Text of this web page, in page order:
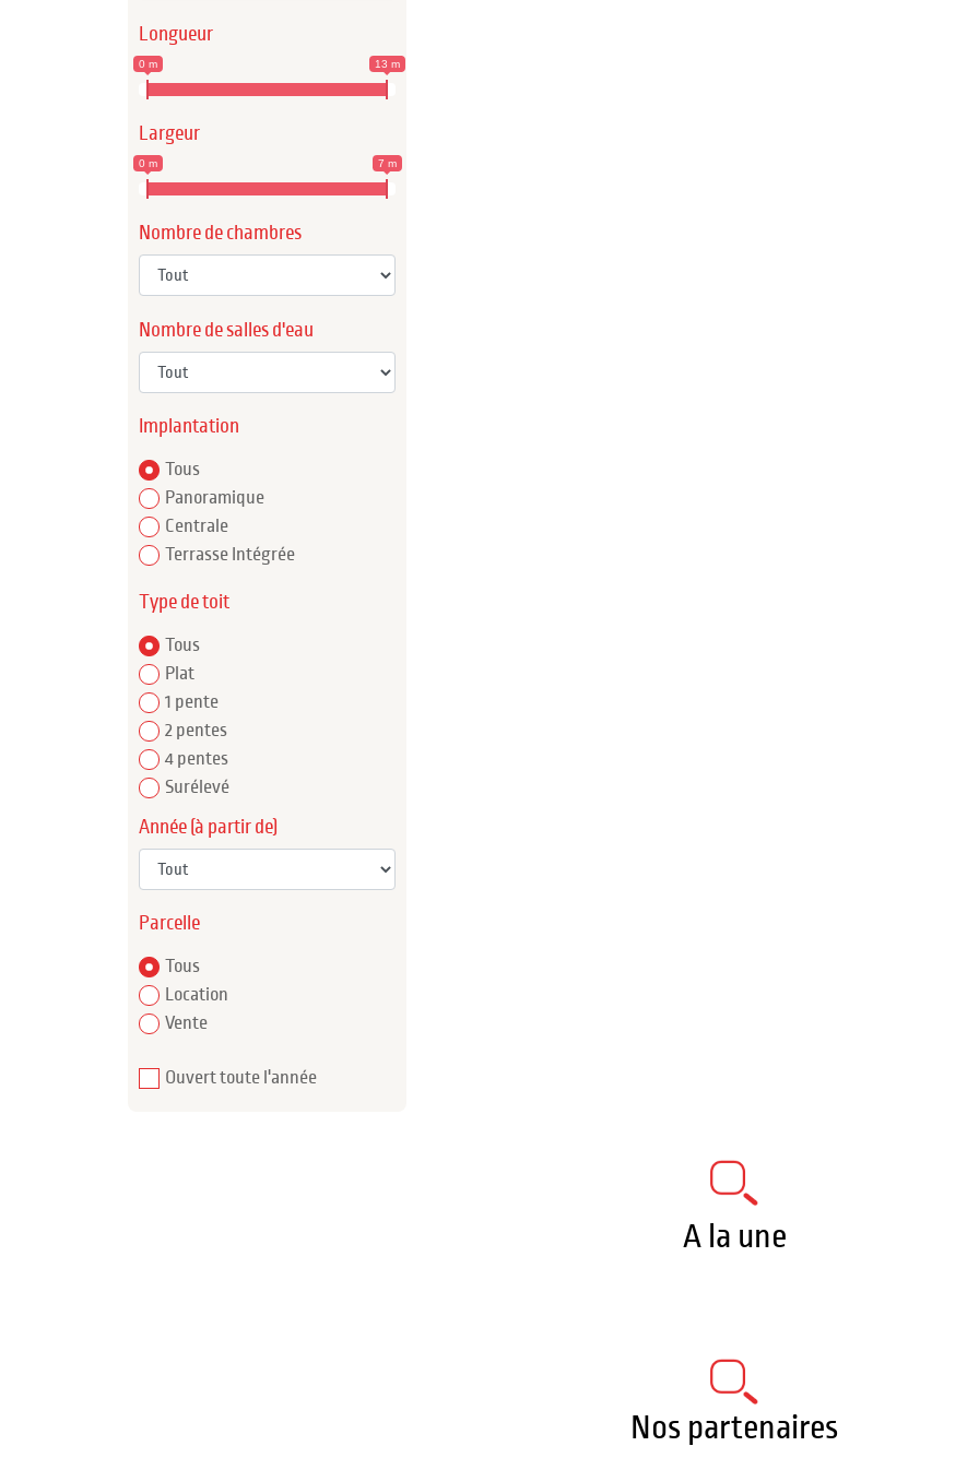
Longueur
0 m 13 m
Largeur
0 m 7 m
Nombre de chambres
Nombre de salles d'eau
Implantation
Tous
Panoramique
Centrale
Terrasse Intégrée
Type de toit
Tous
Plat
1 pente
2 pentes
4 pentes
Surélevé
Année (à partir de)
Parcelle
Tous
Location
Vente
Ouvert toute l'année
A la une
Nos partenaires